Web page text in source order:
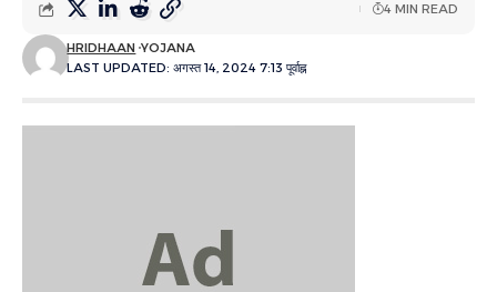
LAST UPDATED: अगस्त 14, 2024 7:13 पूर्वाह्न
HRIDHAAN YOJANA
4 MIN READ